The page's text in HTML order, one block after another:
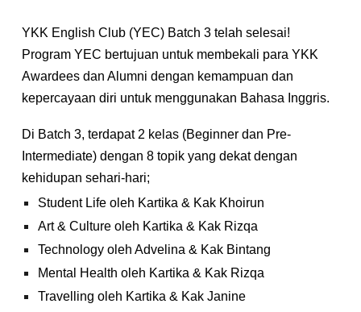
YKK English Club (YEC) Batch 3 telah selesai!
Program YEC bertujuan untuk membekali para YKK
Awardees dan Alumni dengan kemampuan dan
kepercayaan diri untuk menggunakan Bahasa Inggris.
Di Batch 3, terdapat 2 kelas (Beginner dan Pre-
Intermediate) dengan 8 topik yang dekat dengan
kehidupan sehari-hari;
Student Life oleh Kartika & Kak Khoirun
Art & Culture oleh Kartika & Kak Rizqa
Technology oleh Advelina & Kak Bintang
Mental Health oleh Kartika & Kak Rizqa
Travelling oleh Kartika & Kak Janine